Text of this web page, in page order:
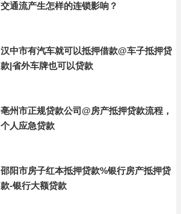
交通流产生怎样的连锁影响？
汉中市有汽车就可以抵押借款@车子抵押贷
款|省外车牌也可以贷款
亳州市正规贷款公司@房产抵押贷款流程，
个人应急贷款
邵阳市房子红本抵押贷款%银行房产抵押贷
款-银行大额贷款